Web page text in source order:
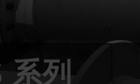
系列